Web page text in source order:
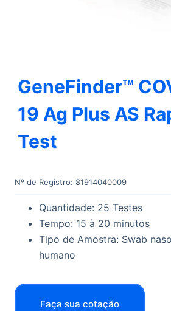
GeneFinder™
19 Ag Plus AS
Test
Nº de Registro: 81914040009
Quantidade: 25 Testes
Tempo: 15 à 20 minutos
Tipo de Amostra: Swab
humano
Faça sua cotação